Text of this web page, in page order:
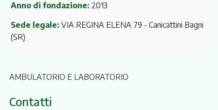
Anno di fondazione: 2013
Sede legale: VIA REGINA ELENA 79 - Canicattini Bagni
(SR)
AMBULATORIO E LABORATORIO
Contatti